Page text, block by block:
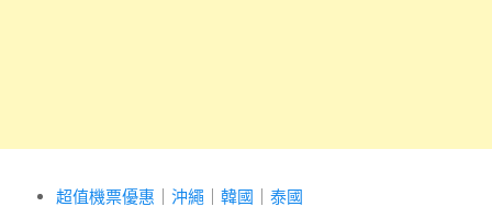
超值機票優惠 沖繩 韓國
泰國